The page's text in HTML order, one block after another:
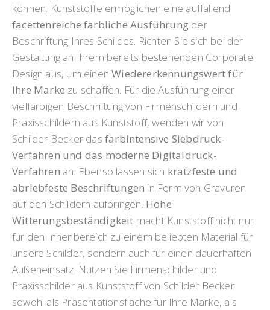
können. Kunststoffe ermöglichen eine auffallend
facettenreiche farbliche Ausführung der
Beschriftung Ihres Schildes. Richten Sie sich bei der
Gestaltung an Ihrem bereits bestehenden Corporate
Design aus, um einenWiedererkennungswert für
Ihre Marke zu schaffen. Für die Ausführung einer
vielfarbigen Beschriftung von Firmenschildern und
Praxisschildern aus Kunststoff, wenden wir von
Schilder Becker das farbintensive Siebdruck-
Verfahren und das moderne Digitaldruck-
Verfahren an. Ebenso lassen sich kratzfeste und
abriebfeste Beschriftungen in Form von Gravuren
auf den Schildern aufbringen. Hohe
Witterungsbeständigkeit macht Kunststoff nicht nur
für den Innenbereich zu einem beliebten Material für
unsere Schilder, sondern auch für einen dauerhaften
Außeneinsatz. Nutzen Sie Firmenschilder und
Praxisschilder aus Kunststoff von Schilder Becker
sowohl als Präsentationsfläche für Ihre Marke, als